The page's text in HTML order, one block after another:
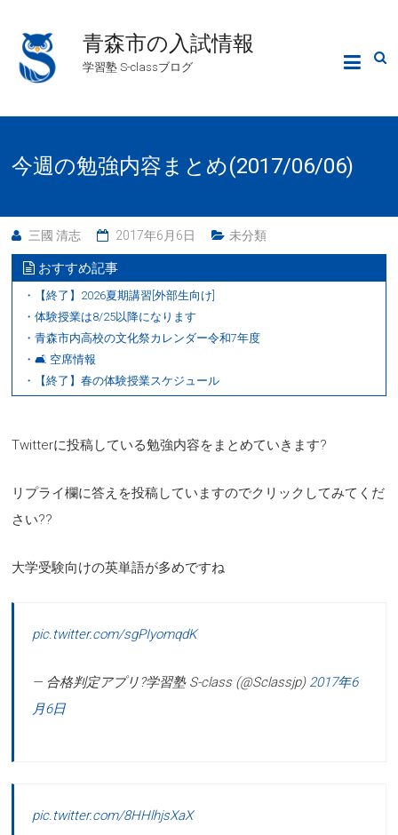
青森市の入試情報
学習塾 S-classブログ
今週の勉強内容まとめ(2017/06/06)
三國 清志 2017年6月6日 未分類
おすすめ記事
・【終了】2026夏期講習[外部生向け]
・体験授業は8/25以降になります
・青森市内高校の文化祭カレンダー令和7年度
・🛋 空席情報
・【終了】春の体験授業スケジュール
Twitterに投稿している勉強内容をまとめていきます?
リプライ欄に答えを投稿していますのでクリックしてみてくだ
さい??
大学受験向けの英単語が多めですね
pic.twitter.com/sgPIyomqdK
— 合格判定アプリ?学習塾 S-class (@Sclassjp) 2017年6
月6日
pic.twitter.com/8HHlhjsXaX